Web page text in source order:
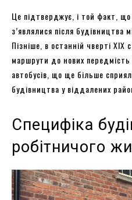
Це підтверджує, і той факт, що
з’являлися після будівництва
Пізніше, в останній чверті ХІХ
маршрути до нових
автобусів, що ще більше
будівництва у віддалених
Специфіка
робітничого